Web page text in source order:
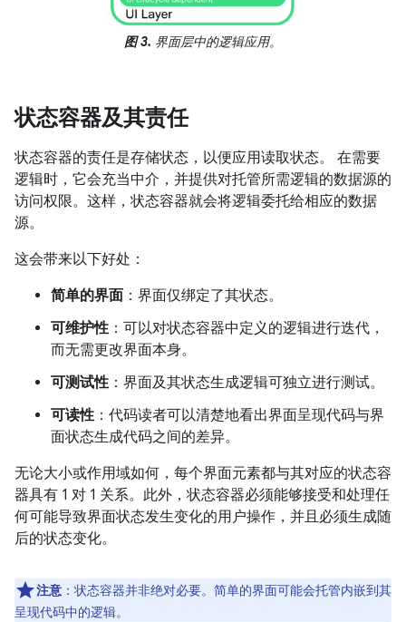
图 3. 界面层中的逻辑应用。
状态容器及其责任
状态容器的责任是存储状态，以便应用读取状态。 在需要
逻辑时，它会充当中介，并提供对托管所需逻辑的数据源的
访问权限。这样，状态容器就会将逻辑委托给相应的数据
源。
这会带来以下好处：
简单的界面 ：界面仅绑定了其状态。
可维护性：可以对状态容器中定义的逻辑进行迭代，
而无需更改界面本身。
可测试性：界面及其状态生成逻辑可独立进行测试。
可读性：代码读者可以清楚地看出界面呈现代码与界
面状态生成代码之间的差异。
无论大小或作用域如何，每个界面元素都与其对应的状态容
器具有 1 对 1 关系。此外，状态容器必须能够接受和处理任
何可能导致界面状态发生变化的用户操作，并且必须生成随
后的状态变化。
注意 ：状态容器并非绝对必要。简单的界面可能会托管内嵌到其
呈现代码中的逻辑。